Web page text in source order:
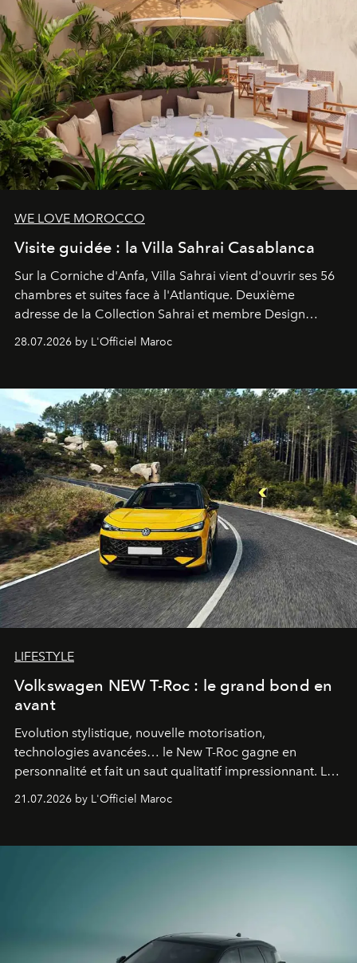
WE LOVE MOROCCO
Visite guidée : la Villa Sahrai Casablanca
Sur la Corniche d'Anfa, Villa Sahrai vient d'ouvrir ses 56
chambres et suites face à l'Atlantique. Deuxième
adresse de la Collection Sahrai et membre Design
Hotels, ce boutique-hôtel cinq étoiles signé Christophe
Pillet promet un lieu de vie complet. On y a déjeuné…
28.07.2026 by L'Officiel Maroc
LIFESTYLE
Volkswagen NEW T-Roc : le grand bond en
avant
Evolution stylistique, nouvelle motorisation,
technologies avancées… le New T-Roc gagne en
personnalité et fait un saut qualitatif impressionnant. Le
constructeur allemand a revu en profondeur son SUV
fétiche pour le rendre plus premium. Et le pari semble
21.07.2026 by L'Officiel Maroc